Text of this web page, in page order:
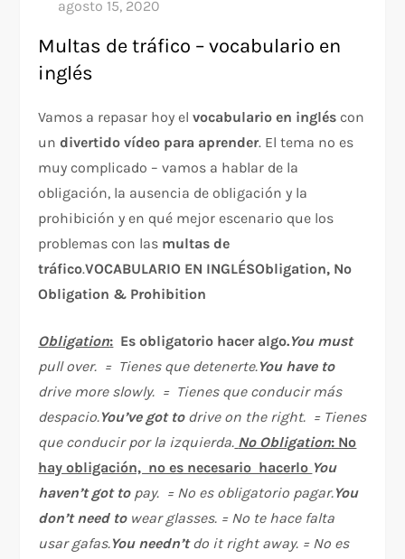
Multas de tráfico – vocabulario en
inglés
Vamos a repasar hoy elvocabulario en inglés con
undivertido vídeo para aprender. El tema no es
muy complicado – vamos a hablar de la
obligación, la ausencia de obligación y la
prohibición y en qué mejor escenario que los
problemas con las multas de
tráfico.VOCABULARIO EN INGLÉSObligation, No
Obligation & Prohibition
Obligation: Es obligatorio hacer algo.You must
pull over. = Tienes que detenerte.You have to
drive more slowly. = Tienes que conducir más
despacio.You’ve got to drive on the right. = Tienes
que conducir por la izquierda. No Obligation: No
hay obligación, no es necesario hacerlo You
haven’t got to pay. = No es obligatorio pagar.You
don’t need to wear glasses. = No te hace falta
usar gafas.You needn’tdo it right away. = No es